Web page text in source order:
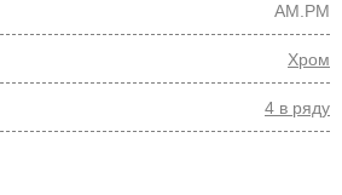
AM.PM
Хром
4 в ряду